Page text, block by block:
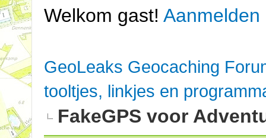
Welkom gast! Aanmelden
GeoLeaks Geocaching
tooltjes, linkjes en
FakeGPS voor